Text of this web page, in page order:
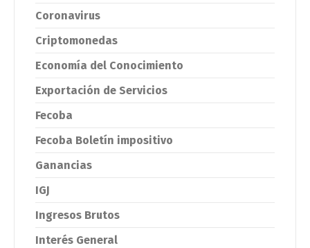
Coronavirus
Criptomonedas
Economía del Conocimiento
Exportación de Servicios
Fecoba
Fecoba Boletín impositivo
Ganancias
IGJ
Ingresos Brutos
Interés General